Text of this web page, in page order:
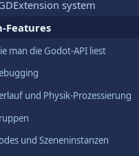
system
Features
man die Godot-API liest
und Physik-Prozessierung
und Szeneninstanzen